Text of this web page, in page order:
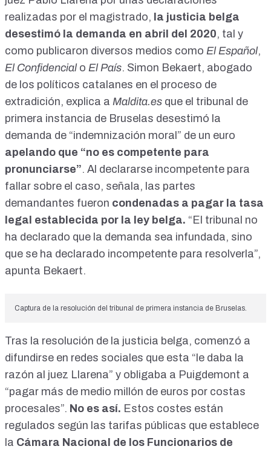
realizadas por el magistrado, la justicia belga
desestimó la demanda en abril del 2020, tal y
como publicaron diversos medios como El Español,
El Confidencialo El País. Simon Bekaert, abogado
de los políticos catalanes en el proceso de
extradición, explica a Maldita.es que el tribunal de
primera instancia de Bruselas desestimó la
demanda de “indemnización moral” de un euro
apelando que “no es competente para
pronunciarse”. Al declararse incompetente para
fallar sobre el caso, señala, las partes
demandantes fueron condenadas a pagar la tasa
legal establecida por la ley belga. “El tribunal no
ha declarado que la demanda sea infundada, sino
que se ha declarado incompetente para resolverla”,
apunta Bekaert.
Captura de la resolución del tribunal de primera instancia de Bruselas.
Tras la resolución de la justicia belga, comenzó a
difundirse en redes sociales que esta “le daba la
razón al juez Llarena” y obligaba a Puigdemont a
“pagar más de medio millón de euros por costas
procesales”. No es así. Estos costes están
regulados según las tarifas públicas que establece
la Cámara Nacional de los Funcionarios de